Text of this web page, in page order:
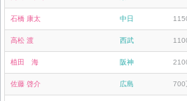
石橋 康太 中日
高松 渡 西武
植田 海 阪神
佐藤 啓介 広島 700